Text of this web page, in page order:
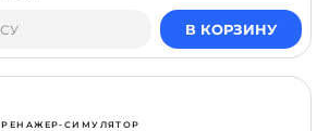
В КОРЗИНУ
СИМУЛЯТОР